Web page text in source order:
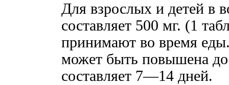
Для взрослых и детей в
составляет 500 мг. (1
принимают во время
может быть повышена до
составляет 7—14 дней.